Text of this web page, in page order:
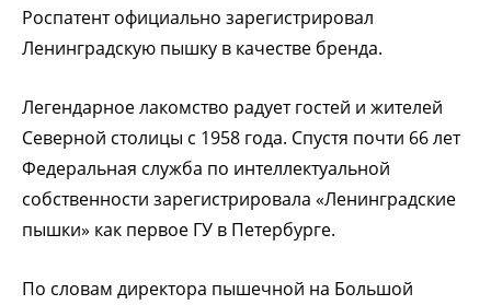
Роспатент официально зарегистрировал
Ленинградскую пышку в качестве бренда.
Легендарное лакомство радует гостей и жителей
Северной столицы с 1958 года. Спустя почти 66 лет
Федеральная служба по интеллектуальной
собственности зарегистрировала «Ленинградские
пышки» как первое ГУ в Петербурге.
По словам директора пышечной на Большой